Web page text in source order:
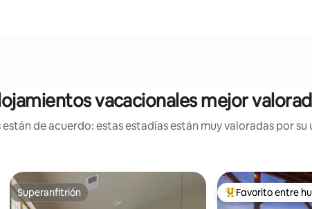
vacacionales mejor
están de acuerdo: estas estadías están muy valoradas por
Superanfitrión
Superanfitrión Favorito entre
Favorito entre